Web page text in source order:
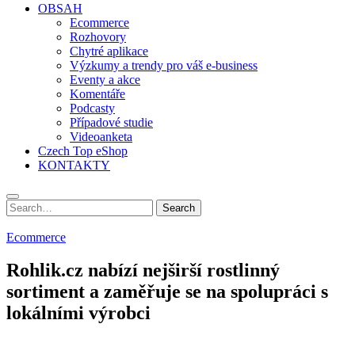
OBSAH
Ecommerce
Rozhovory
Chytré aplikace
Výzkumy a trendy pro váš e-business
Eventy a akce
Komentáře
Podcasty
Případové studie
Videoanketa
Czech Top eShop
KONTAKTY
Search
for:
Search
Ecommerce
Rohlik.cz nabízí nejširší rostlinný
sortiment a zaměřuje se na spolupráci s
lokálními výrobci